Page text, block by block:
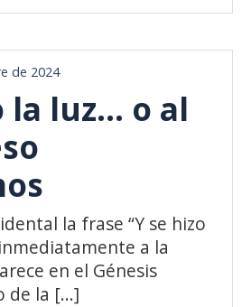
de 2024
la luz… o al
la frase “Y se hizo
a la
en el Génesis
de la [...]